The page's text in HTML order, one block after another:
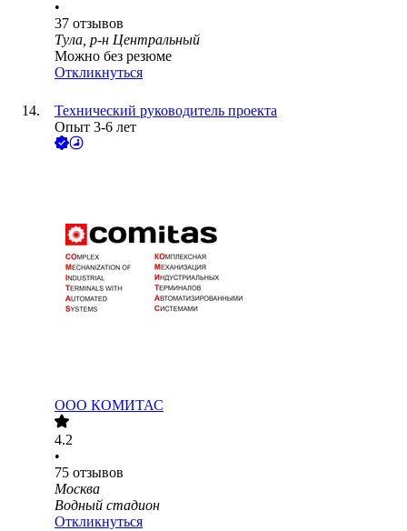
•
37 отзывов
Тула, р-н Центральный
Можно без резюме
Откликнуться
Технический руководитель проекта
Опыт 3-6 лет
ООО КОМИТАС
4.2
•
75 отзывов
Москва
Водный стадион
Откликнуться